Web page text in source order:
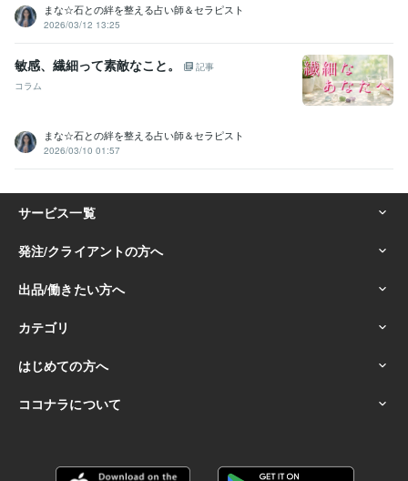
まな☆石との絆を整える占い師＆セラピスト
2026/03/12 13:25
敏感、繊細って素敵なこと。
記事
コラム
まな☆石との絆を整える占い師＆セラピスト
2026/03/10 01:57